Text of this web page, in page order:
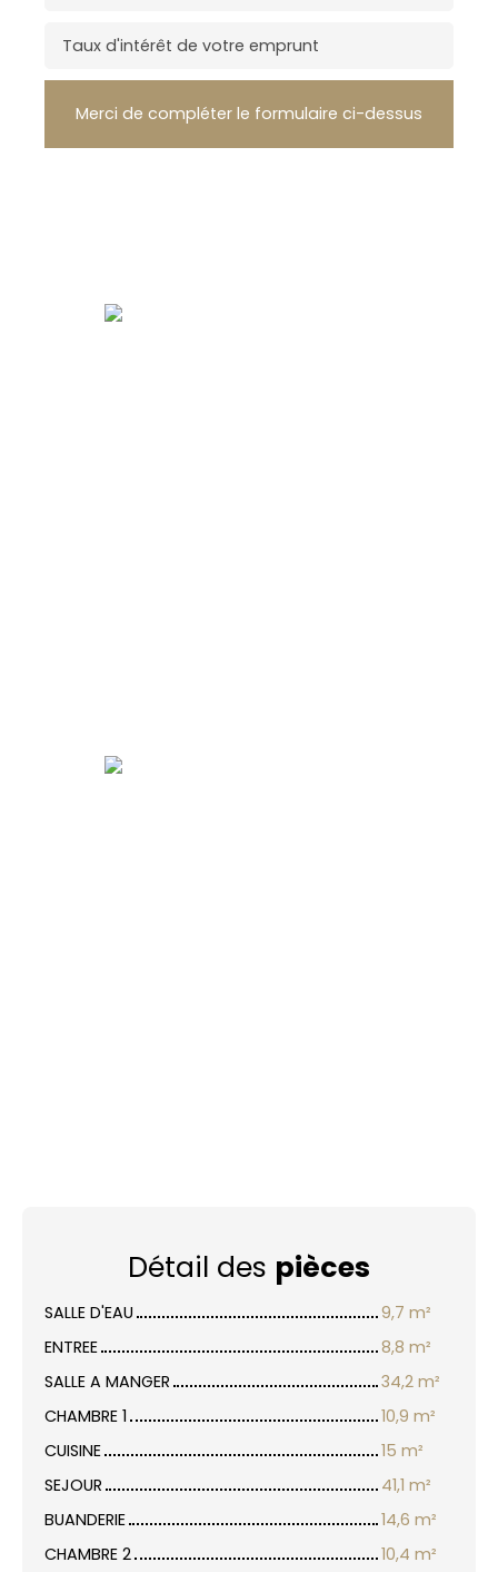
Taux d'intérêt de votre emprunt
Merci de compléter le formulaire ci-dessus
Détail des pièces
SALLE D'EAU
9,7 m²
ENTREE
8,8 m²
SALLE A MANGER
34,2 m²
CHAMBRE 1
10,9 m²
CUISINE
15 m²
SEJOUR
41,1 m²
BUANDERIE
14,6 m²
CHAMBRE 2
10,4 m²